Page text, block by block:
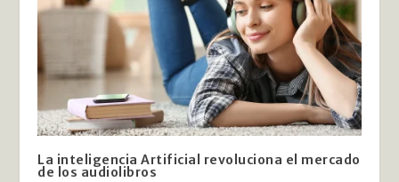
La inteligencia Artificial revoluciona el mercado
de los audiolibros